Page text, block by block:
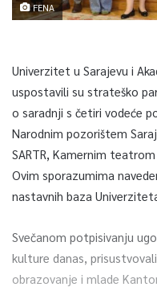
FENA
Univerzitet u Sarajevu i
uspostavili su strateško
o saradnji s četiri vodeće
Narodnim pozorištem
SARTR, Kamernim
Ovim sporazumima
nastavnih baza
Svečanom potpisivanju
kulture danas,
obrazovanje i mlade